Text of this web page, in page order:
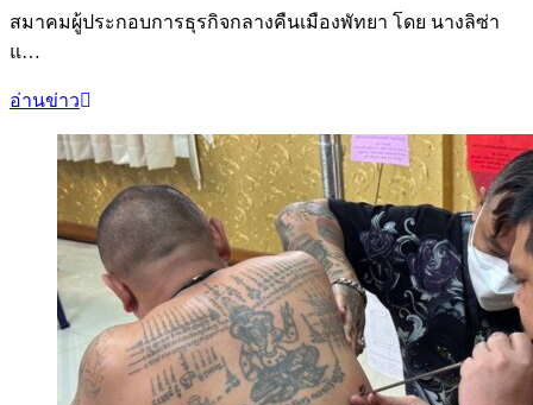
สมาคมผู้ประกอบการธุรกิจกลางคืนเมืองพัทยา โดย นางลิซ่า
แ…
อ่านข่าว